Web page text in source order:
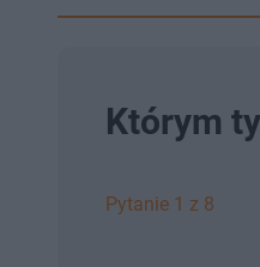
Którym
Pytanie 1 z 8